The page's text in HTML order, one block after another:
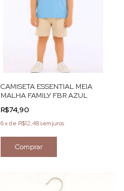
CAMISETA ESSENTIAL MEIA
MALHA FAMILY FBR AZUL
R$74,90
6xde R$12,48sem juros
Comprar